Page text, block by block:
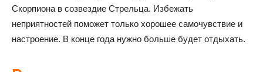
Скорпиона в созвездие Стрельца. Избежать
неприятностей поможет только хорошее самочувствие и
настроение. В конце года нужно больше будет отдыхать.